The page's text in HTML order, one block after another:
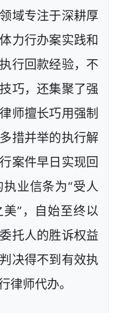
域专注于深耕厚
力行办案实践和
行回款经验，不
巧，还集聚了强
师擅长巧用强制
措并举的执行解
案件早日实现回
业信条为“受人
”，自始至终以
托人的胜诉权益
决得不到有效执
律师代办。